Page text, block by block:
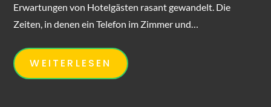
Erwartungen von Hotelgästen rasant gewandelt. Die
Zeiten, in denen ein Telefon im Zimmer und…
WEITERLESEN